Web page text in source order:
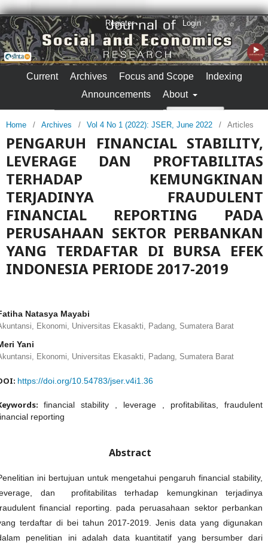
Current Archives Focus and Scope
Indexing
Announcements
About
Register Login
Home / Archives / Vol 4 No 1 (2022): JSER, June 2022 / Articles
PENGARUH FINANCIAL STABILITY,
LEVERAGE DAN PROFTABILITAS
TERHADAP KEMUNGKINAN
TERJADINYA FRAUDULENT
FINANCIAL REPORTING PADA
PERUSAHAAN SEKTOR PERBANKAN
YANG TERDAFTAR DI BURSA EFEK
INDONESIA PERIODE 2017-2019
Natasya Mayabi
Ekonomi, Universitas Ekasakti, Padang, Sumatera Barat
Yani
Ekonomi, Universitas Ekasakti, Padang, Sumatera Barat
https://doi.org/10.54783/jser.v4i1.36
financial stability , leverage , profitabilitas, fraudulent
reporting
Abstract
ini bertujuan untuk mengetahui pengaruh financial stability,
dan profitabilitas terhadap kemungkinan terjadinya
financial reporting. pada peruasahaan sektor perbankan
terdaftar di bei tahun 2017-2019. Jenis data yang digunakan
penelitian ini adalah data kuantitatif yang bersumber dari